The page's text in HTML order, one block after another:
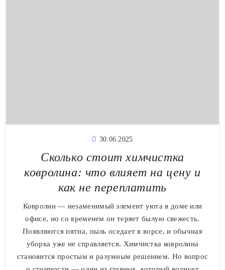
30.06.2025
Сколько стоит химчистка
ковролина: что влияет на цену и
как не переплатить
Ковролин — незаменимый элемент уюта в доме или
офисе, но со временем он теряет былую свежесть.
Появляются пятна, пыль оседает в ворсе, и обычная
уборка уже не справляется. Химчистка ковролина
становится простым и разумным решением. Но вопрос